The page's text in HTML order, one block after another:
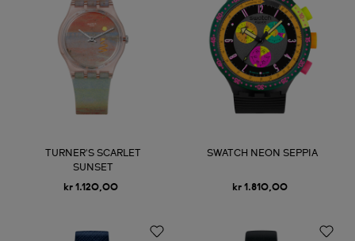
TURNER'S SCARLET
SUNSET
kr 1.120,00
SWATCH NEON SEPPIA
kr 1.810,00